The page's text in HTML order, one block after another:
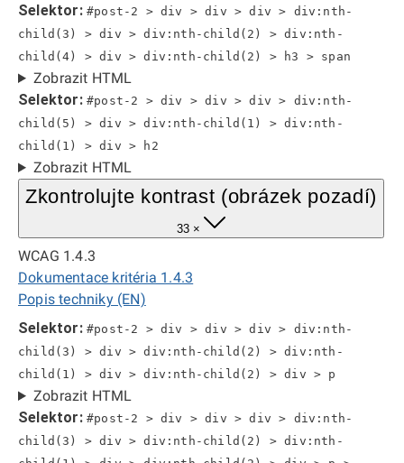
Selektor: #post-2 > div > div > div > div:nth-
child(3) > div > div:nth-child(2) > div:nth-
child(4) > div > div:nth-child(2) > h3 > span
Zobrazit HTML
Selektor: #post-2 > div > div > div > div:nth-
child(5) > div > div:nth-child(1) > div:nth-
child(1) > div > h2
Zobrazit HTML
Zkontrolujte kontrast (obrázek pozadí)
33 ×
WCAG 1.4.3
Dokumentace kritéria 1.4.3
Popis techniky (EN)
Selektor: #post-2 > div > div > div > div:nth-
child(3) > div > div:nth-child(2) > div:nth-
child(1) > div > div:nth-child(2) > div > p
Zobrazit HTML
Selektor: #post-2 > div > div > div > div:nth-
child(3) > div > div:nth-child(2) > div:nth-